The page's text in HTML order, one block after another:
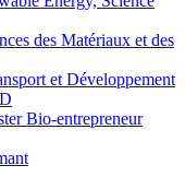
des Matériaux et des
et Développement
Bio-entrepreneur